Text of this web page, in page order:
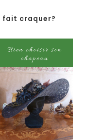
fait craquer?